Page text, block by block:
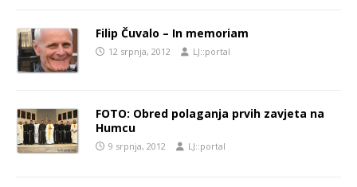
Filip Čuvalo – In memoriam
12 srpnja, 2012 LJ::portal
FOTO: Obred polaganja prvih zavjeta na
Humcu
9 srpnja, 2012 LJ::portal